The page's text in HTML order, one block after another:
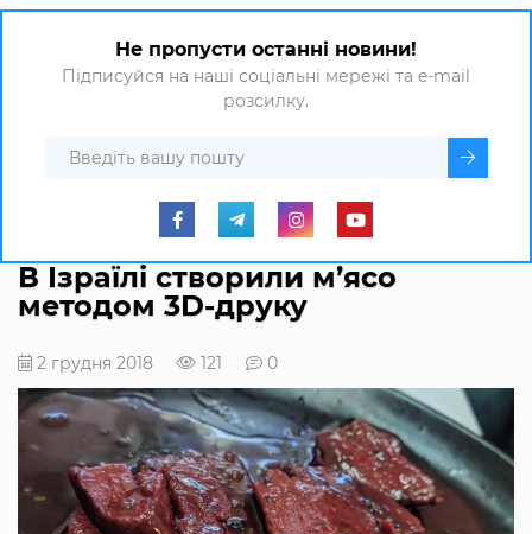
Не пропусти останні новини!
Підписуйся на наші соціальні мережі та e-mail
розсилку.
В Ізраїлі створили м’ясо
методом 3D-друку
2 грудня 2018 121 0